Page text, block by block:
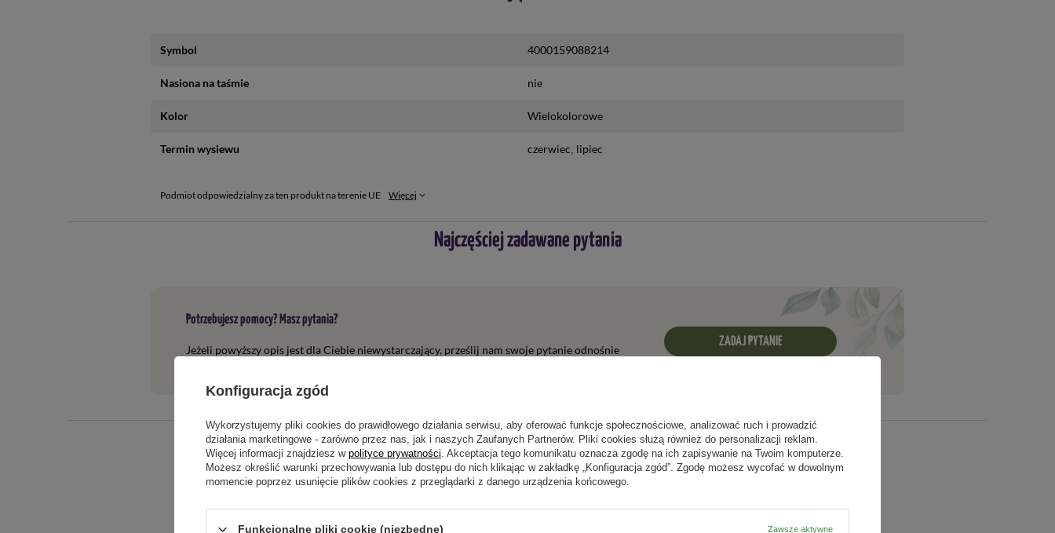
Symbol 4000159088214
Nasiona na taśmie nie
Kolor Wielokolorowe
Termin wysiewu czerwiec lipiec
Podmiot odpowiedzialny za ten produkt na terenie UE Więcej
Najczęściej zadawane pytania
Potrzebujesz pomocy? Masz pytania?
Jeżeli powyższy opis jest dla Ciebie niewystarczający, prześlij nam swoje pytanie odnośnie
ZADAJ PYTANIE
Napisz swoją opinię
Konfiguracja zgód
Wykorzystujemy pliki cookies do prawidłowego działania serwisu, aby oferować funkcje społecznościowe, analizować ruch i prowadzić
działania marketingowe - zarówno przez nas, jak i naszych Zaufanych Partnerów. Pliki cookies służą również do personalizacji reklam.
Więcej informacji znajdziesz w polityce prywatności. Akceptacja tego komunikatu oznacza zgodę na ich zapisywanie na Twoim komputerze.
Możesz określić warunki przechowywania lub dostępu do nich klikając w zakładkę „Konfiguracja zgód”. Zgodę możesz wycofać w dowolnym
momencie poprzez usunięcie plików cookies z przeglądarki z danego urządzenia końcowego.
Funkcjonalne pliki cookie (niezbędne) Zawsze aktywne